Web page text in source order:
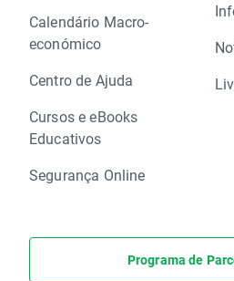
Calendário Macro-
económico
Centro de Ajuda
Cursos e eBooks
Educativos
Segurança Online
Programa de